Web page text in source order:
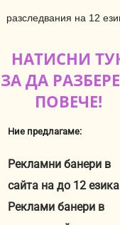
разследвания на 12
НАТИСНИ
ЗА ДА
ПОВЕЧЕ!
Ние предлагаме:
Рекламни банери в
сайта на до 12 езика
Реклами банери в